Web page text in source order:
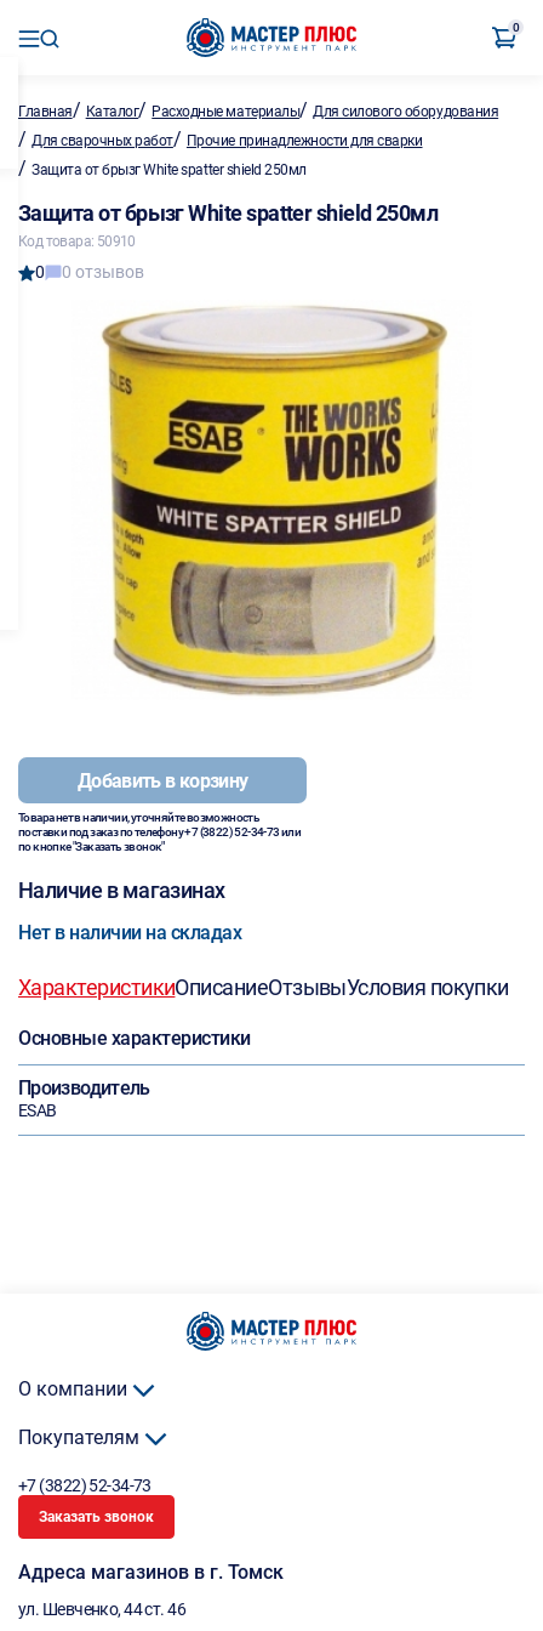
0
Главная/ Каталог/ Расходные материалы/Для силового оборудования
/ Для сварочных работ/ Прочие принадлежности для сварки
/ Защита от брызг White spatter shield 250мл
Защита от брызг White spatter shield 250мл
Код товара: 50910
0 0 отзывов
Добавить в корзину
Товара нет в наличии, уточняйте возможность
поставки под заказ по телефону+7 (3822) 52-34-73или
по кнопке "Заказать звонок"
Наличие в магазинах
Нет в наличии на складах
ХарактеристикиОписаниеОтзывыУсловия покупки
Основные характеристики
Производитель
ESAB
О компании
Покупателям
+7 (3822) 52-34-73
Заказать звонок
Адреса магазинов в г. Томск
ул. Шевченко, 44 ст. 46